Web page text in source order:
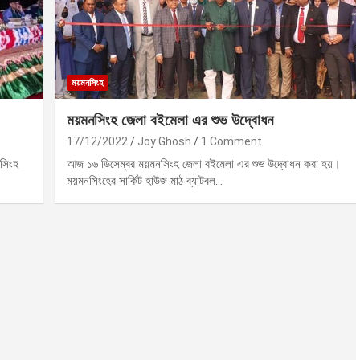
ময়মনসিংহ
ময়মনসিংহ জেলা বইমেলা এর শুভ উদ্বোধন
17/12/2022 Joy Ghosh 1 Comment
আজ ১৬ ডিসেম্বর ময়মনসিংহ জেলা বইমেলা এর শুভ উদ্বোধন করা হয়।
ময়মনসিংহের সার্কিট হাউজ মাঠ ব্যাটবল…